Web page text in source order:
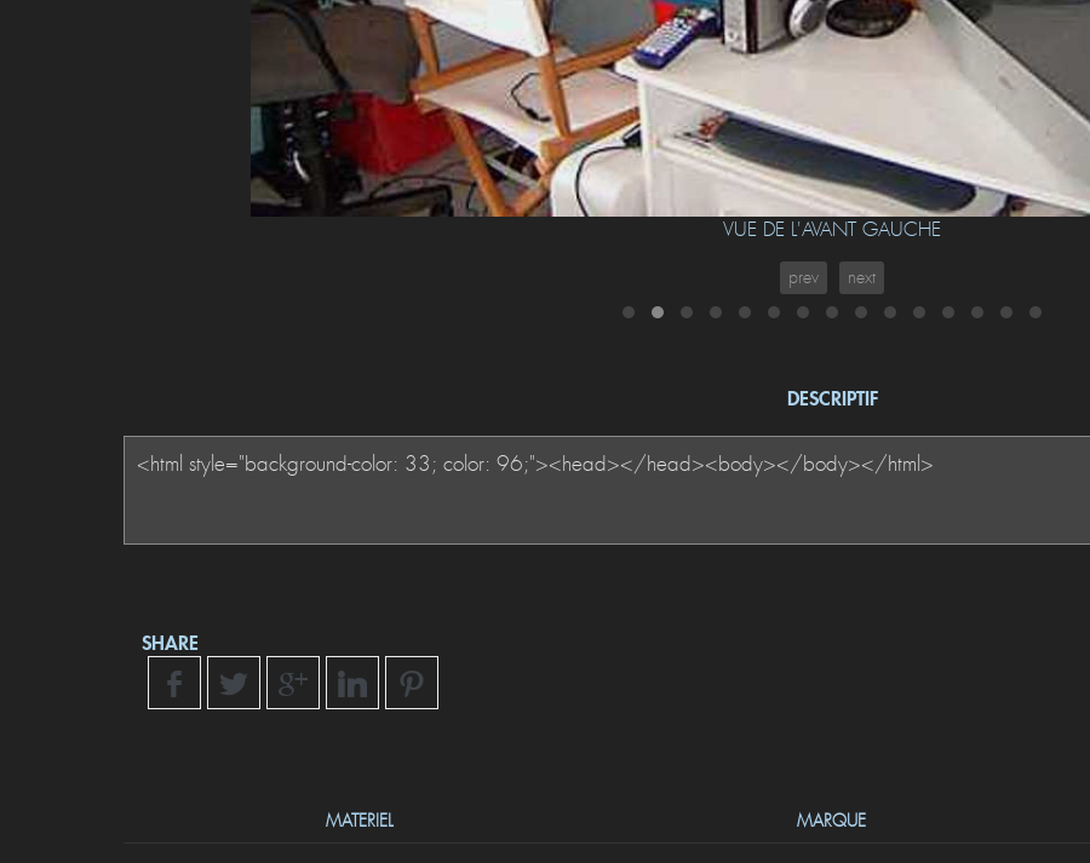
VUE DE L'AVANT GAUCHE
prev next
DESCRIPTIF
SHARE
MATERIEL MARQUE